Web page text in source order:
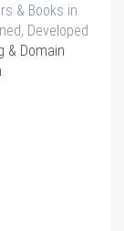
& Books in
Developed
& Domain
.